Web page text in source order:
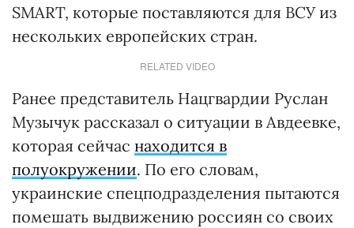
SMART, которые поставляются для ВСУ из
нескольких европейских стран.
RELATED VIDEO
Ранее представитель Нацгвардии Руслан
Музычук рассказал о ситуации в Авдеевке,
которая сейчас находится в
полуокружении. По его словам,
украинские спецподразделения пытаются
помешать выдвижению россиян со своих